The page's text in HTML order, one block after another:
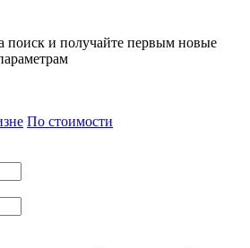
поиск и получайте первым новые
По стоимости